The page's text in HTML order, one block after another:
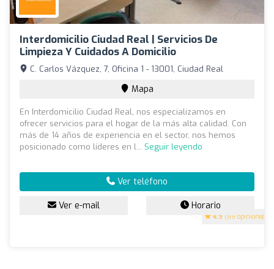
Interdomicilio Ciudad Real | Servicios De
Limpieza Y Cuidados A Domicilio
4.9 (69 opiniones)
C. Carlos Vázquez, 7, Oficina 1 - 13001, Ciudad Real
Mapa
En Interdomicilio Ciudad Real, nos especializamos en
ofrecer servicios para el hogar de la más alta calidad. Con
más de 14 años de experiencia en el sector, nos hemos
posicionado como líderes en l... Seguir leyendo
Ver teléfono
Ver e-mail Horario